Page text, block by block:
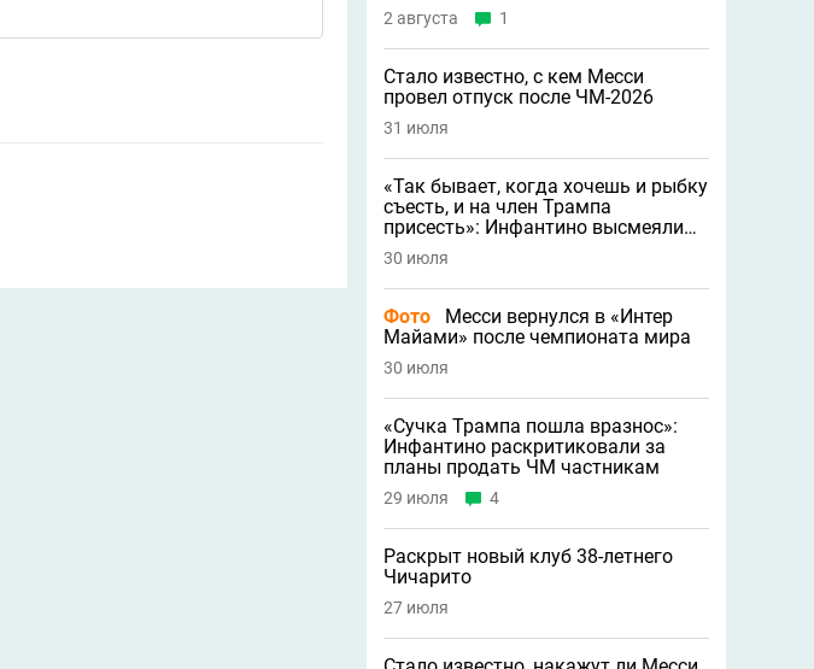
2 августа 1
Стало известно, с кем Месси
провел отпуск после ЧМ-2026
31 июля
«Так бывает, когда хочешь и рыбку
съесть, и на член Трампа
присесть»: Инфантино высмеяли
после тотального бойкота ЧМ
30 июля
Фото
Месси вернулся в «Интер
Майами» после чемпионата мира
30 июля
«Сучка Трампа пошла вразнос»:
Инфантино раскритиковали за
планы продать ЧМ частникам
29 июля 4
Раскрыт новый клуб 38-летнего
Чичарито
27 июля